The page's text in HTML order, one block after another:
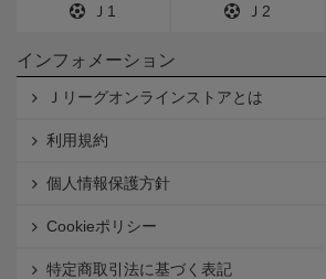
Ｊ1 Ｊ2
インフォメーション
Ｊリーグオンラインストアとは
利用規約
個人情報保護方針
Cookieポリシー
特定商取引法に基づく表記